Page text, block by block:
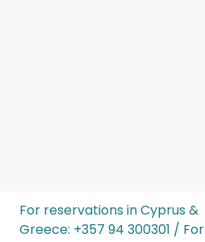
For reservations in Cyprus &
Greece: ‪+357 94 300301‬ / For